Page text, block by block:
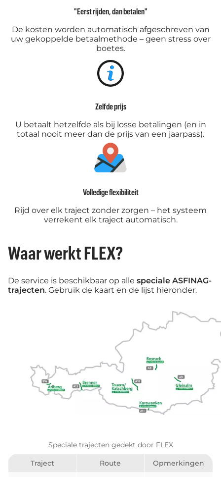
"Eerst rijden, dan betalen"
De kosten worden automatisch afgeschreven van
uw gekoppelde betaalmethode – geen stress over
boetes.
Zelfde prijs
U betaalt hetzelfde als bij losse betalingen (en in
totaal nooit meer dan de prijs van een jaarpass).
Volledige flexibiliteit
Rijd over elk traject zonder zorgen – het systeem
verrekent elk traject automatisch.
Waar werkt FLEX?
De service is beschikbaar op alle speciale ASFINAG-
trajecten. Gebruik de kaart en de lijst hieronder.
Speciale trajecten gedekt door FLEX
Traject Route Opmerkingen